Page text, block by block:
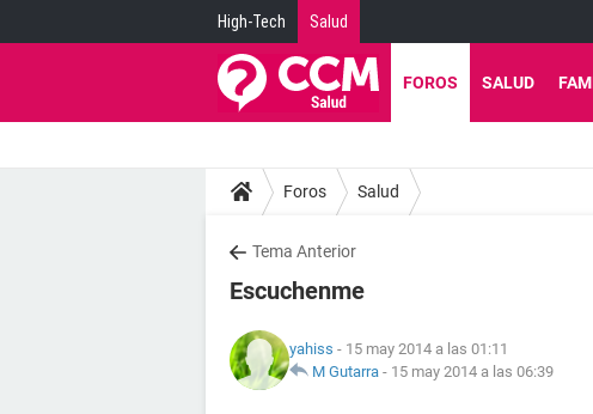
High-Tech Salud
FOROS SALUD
Foros Salud
Tema Anterior
Escuchenme
yahiss - 15 may 2014 a las 01:11
M Gutarra - 15 may 2014 a las 06:39